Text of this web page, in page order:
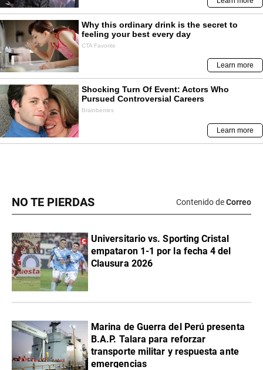
NO TE PIERDAS Contenido deCorreo
Universitario vs. Sporting Cristal
empataron 1-1 por la fecha 4 del
Clausura 2026
Marina de Guerra del Perú presenta
B.A.P. Talara para reforzar
transporte militar y respuesta ante
emergencias